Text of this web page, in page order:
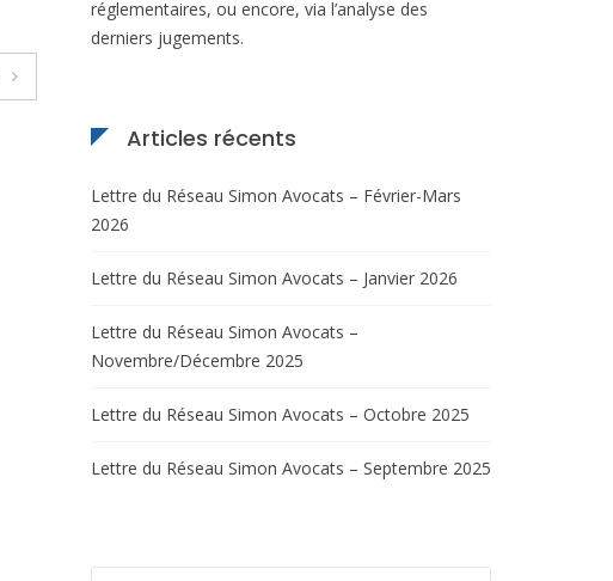
réglementaires, ou encore, via l’analyse des
derniers jugements.
Articles récents
Lettre du Réseau Simon Avocats – Février-Mars
2026
Lettre du Réseau Simon Avocats – Janvier 2026
Lettre du Réseau Simon Avocats –
Novembre/Décembre 2025
Lettre du Réseau Simon Avocats – Octobre 2025
Lettre du Réseau Simon Avocats – Septembre 2025
Rechercher :